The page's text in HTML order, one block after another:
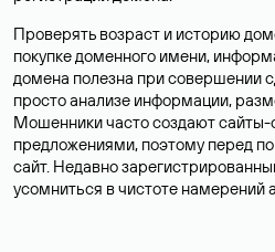
Проверять возраст и историю
покупке доменного имени,
домена полезна при совершении
просто анализе информации,
Мошенники часто создают
предложениями, поэтому перед
сайт. Недавно
усомниться в чистоте намерений